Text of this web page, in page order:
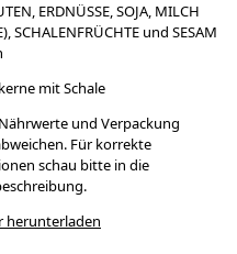
ERDNÜSSE, SOJA, MILCH
SCHALENFRÜCHTE und SESAM
mit Schale
und Verpackung
Für korrekte
schau bitte in die
herunterladen